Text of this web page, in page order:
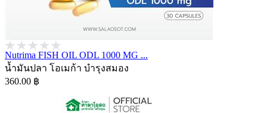
Nutrima FISH OIL ODL 1000 MG ...
น้ำมันปลา โอเมก้า บำรุงสมอง
360.00 ฿